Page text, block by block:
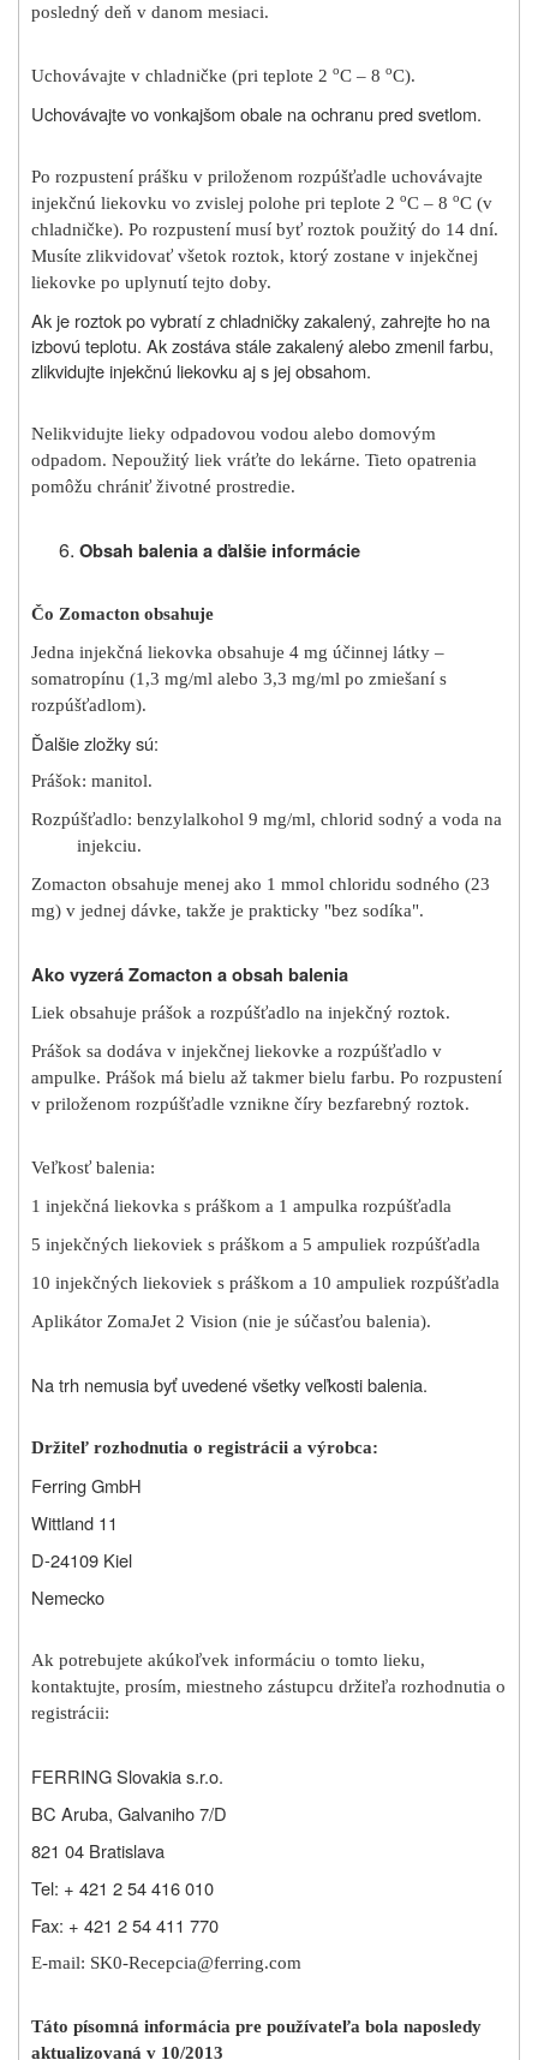
posledný deň v danom mesiaci.
Uchovávajte v chladničke (pri teplote 2 oC – 8 oC).
Uchovávajte vo vonkajšom obale na ochranu pred svetlom.
Po rozpustení prášku v priloženom rozpúšťadle uchovávajte
injekčnú liekovku vo zvislej polohe pri teplote 2 oC – 8 oC (v
chladničke). Po rozpustení musí byť roztok použitý do 14 dní.
Musíte zlikvidovať všetok roztok, ktorý zostane v injekčnej
liekovke po uplynutí tejto doby.
Ak je roztok po vybratí z chladničky zakalený, zahrejte ho na
izbovú teplotu. Ak zostáva stále zakalený alebo zmenil farbu,
zlikvidujte injekčnú liekovku aj s jej obsahom.
Nelikvidujte lieky odpadovou vodou alebo domovým
odpadom. Nepoužitý liek vráťte do lekárne. Tieto opatrenia
pomôžu chrániť životné prostredie.
Obsah balenia a ďalšie informácie
Čo Zomacton obsahuje
Jedna injekčná liekovka obsahuje 4 mg účinnej látky –
somatropínu (1,3 mg/ml alebo 3,3 mg/ml po zmiešaní s
rozpúšťadlom).
Ďalšie zložky sú:
Prášok: manitol.
Rozpúšťadlo: benzylalkohol 9 mg/ml, chlorid sodný a voda na
injekciu.
Zomacton obsahuje menej ako 1 mmol chloridu sodného (23
mg) v jednej dávke, takže je prakticky "bez sodíka".
Ako vyzerá Zomacton a obsah balenia
Liek obsahuje prášok a rozpúšťadlo na injekčný roztok.
Prášok sa dodáva v injekčnej liekovke a rozpúšťadlo v
ampulke. Prášok má bielu až takmer bielu farbu. Po rozpustení
v priloženom rozpúšťadle vznikne číry bezfarebný roztok.
Veľkosť balenia:
1 injekčná liekovka s práškom a 1 ampulka rozpúšťadla
5 injekčných liekoviek s práškom a 5 ampuliek rozpúšťadla
10 injekčných liekoviek s práškom a 10 ampuliek rozpúšťadla
Aplikátor ZomaJet 2 Vision (nie je súčasťou balenia).
Na trh nemusia byť uvedené všetky veľkosti balenia.
Držiteľ rozhodnutia o registrácii a výrobca:
Ferring GmbH
Wittland 11
D-24109 Kiel
Nemecko
Ak potrebujete akúkoľvek informáciu o tomto lieku,
kontaktujte, prosím, miestneho zástupcu držiteľa rozhodnutia o
registrácii:
FERRING Slovakia s.r.o.
BC Aruba, Galvaniho 7/D
821 04 Bratislava
Tel: + 421 2 54 416 010
Fax: + 421 2 54 411 770
E-mail: SK0-Recepcia@ferring.com
Táto písomná informácia pre používateľa bola naposledy
aktualizovaná v 10/2013